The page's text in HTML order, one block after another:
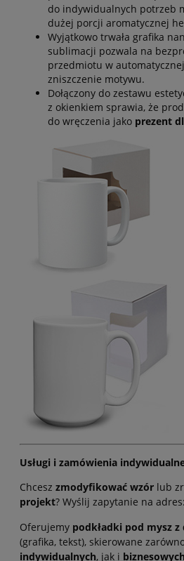
do indywidualnych potrzeb
dużej porcji aromatycznej
Wyjątkowo trwała grafika
sublimacji pozwala na
przedmiotu w
zniszczenie motywu.
Dołączony do zestawu
z okienkiem sprawia, że
do wręczenia jako prezent
Usługi i zamówienia
Chcesz zmodyfikować wzór lub
projekt? Wyślij zapytanie na
Oferujemy podkładki pod mysz
(grafika, tekst), skierowane
indywidualnych, jak i biznesowych